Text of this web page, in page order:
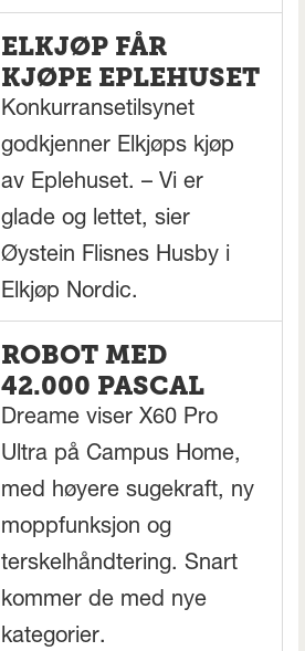
ELKJØP FÅR
KJØPE EPLEHUSET
Konkurransetilsynet
godkjenner Elkjøps kjøp
av Eplehuset. – Vi er
glade og lettet, sier
Øystein Flisnes Husby i
Elkjøp Nordic.
ROBOT MED
42.000 PASCAL
Dreame viser X60 Pro
Ultra på Campus Home,
med høyere sugekraft, ny
moppfunksjon og
terskelhåndtering. Snart
kommer de med nye
kategorier.